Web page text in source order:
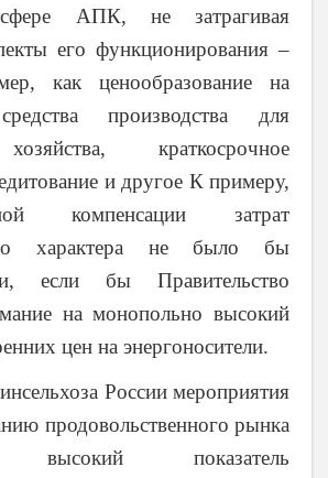
АПК, не затрагивая
его функционирования –
как ценообразование на
производства для
краткосрочное
и другое К примеру,
компенсации затрат
характера не было бы
если бы Правительство
на монопольно высокий
цен на энергоносители.
России мероприятия
продовольственного рынка
высокий показатель